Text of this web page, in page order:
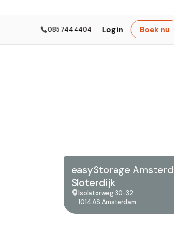
085 744 4404 Log in Boek nu
easyStorage
Sloterdijk
Isolatorweg 30-32
1014 AS Amsterdam